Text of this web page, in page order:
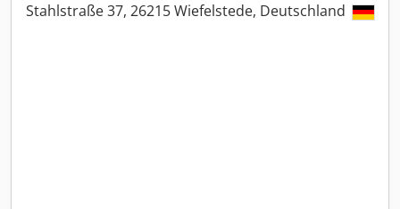
Stahlstraße 37, 26215 Wiefelstede, Deutschland